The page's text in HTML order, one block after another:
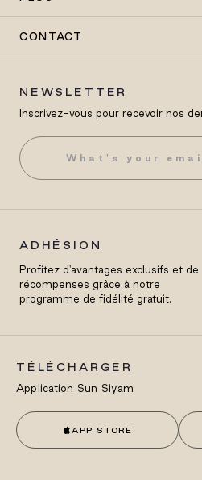
CONTACT
NEWSLETTER
Inscrivez-vous pour recevoir nos
ADHÉSION
Profitez d'avantages exclusifs et de
récompenses grâce à notre
programme de fidélité gratuit.
TÉLÉCHARGER
Application Sun Siyam
APP STORE